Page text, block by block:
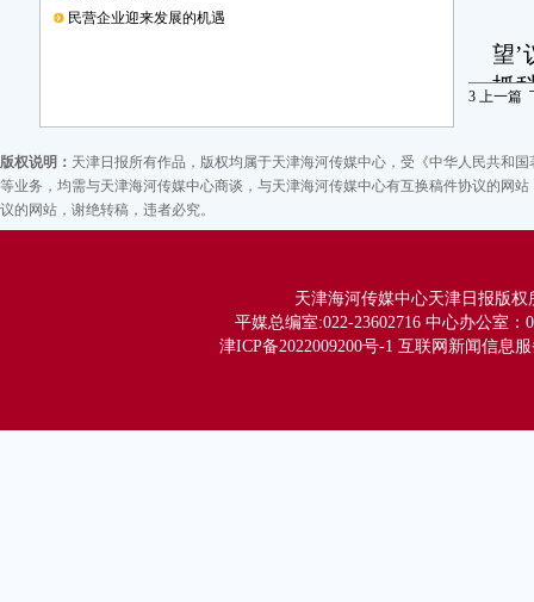
民营企业迎来发展的机遇
望’
抓
3 上一篇
版权说明： 天津日报所有作品，版权均属于天津海河传媒中心，受《中华人民共和
等业务，均需与天津海河传媒中心商谈，与天津海河传媒中心有互换稿件协议的网
议的网站，谢绝转稿，违者必究。
天津海河传媒中心天津日报版权
平媒总编室:022-23602716 中心办公室：
津ICP备2022009200号-1 互联网新闻信息